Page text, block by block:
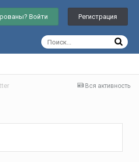
Войти Регистрация
Вся активность